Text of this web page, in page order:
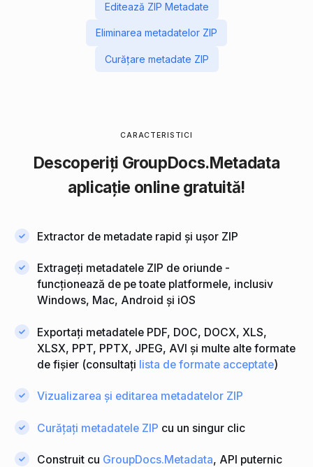
Editează ZIP Metadate
Eliminarea metadatelor ZIP
Curățare metadate ZIP
CARACTERISTICI
Descoperiți GroupDocs.Metadata
aplicație online gratuită!
Extractor de metadate rapid și ușor ZIP
Extrageți metadatele ZIP de oriunde -
funcționează de pe toate platformele, inclusiv
Windows, Mac, Android și iOS
Exportați metadatele PDF, DOC, DOCX, XLS,
XLSX, PPT, PPTX, JPEG, AVI și multe alte formate
de fișier (consultați lista de formate acceptate)
Vizualizarea și editarea metadatelor ZIP
Curățați metadatele ZIP cu un singur clic
Construit cu GroupDocs.Metadata, API puternic